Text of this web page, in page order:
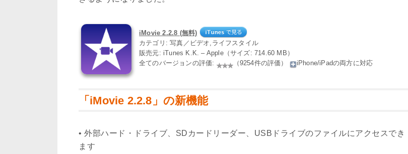
iMovie 2.2.8 (無料)
カテゴリ: 写真／ビデオ,ライフスタイル
販売元: iTunes K.K. – Apple（サイズ: 714.60 MB）
全てのバージョンの評価:
（9254件の評価） iPhone/iPadの両方に対応
「iMovie 2.2.8」の新機能
• 外部ハード・ドライブ、SDカードリーダー、USBドライブのファイルにアクセスでき
ます